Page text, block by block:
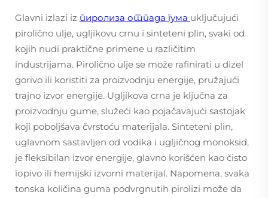
Glavni izlazi iz пиролиза отпада гума uključujući
pirolično ulje, ugljikovu crnu i sinteteni plin, svaki od
kojih nudi praktične primene u različitim
industrijama. Pirolično ulje se može rafinirati u dizel
gorivo ili koristiti za proizvodnju energije, pružajući
trajno izvor energije. Ugljikova crna je ključna za
proizvodnju gume, služeći kao pojačavajući sastojak
koji poboljšava čvrstoću materijala. Sinteteni plin,
uglavnom sastavljen od vodika i ugljičnog monoksid,
je fleksibilan izvor energije, glavno korišćen kao čisto
горivo ili hemijski izvorni materijal. Napomena, svaka
tonska količina guma podvrgnutih pirolizi može da